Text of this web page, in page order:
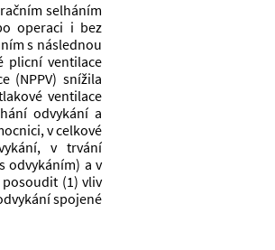
selháním
operaci i bez
s následnou
plicní ventilace
(NPPV) snížila
ventilace
odvykání a
v celkové
v trvání
odvykáním) a v
(1) vliv
spojené